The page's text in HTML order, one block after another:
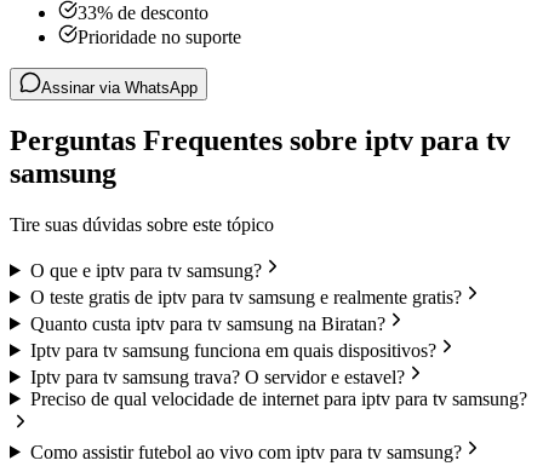
33% de desconto
Prioridade no suporte
Assinar via WhatsApp
Perguntas Frequentes sobre iptv para tv
samsung
Tire suas dúvidas sobre este tópico
O que e iptv para tv samsung?
O teste gratis de iptv para tv samsung e realmente gratis?
Quanto custa iptv para tv samsung na Biratan?
Iptv para tv samsung funciona em quais dispositivos?
Iptv para tv samsung trava? O servidor e estavel?
Preciso de qual velocidade de internet para iptv para tv samsung?
Como assistir futebol ao vivo com iptv para tv samsung?